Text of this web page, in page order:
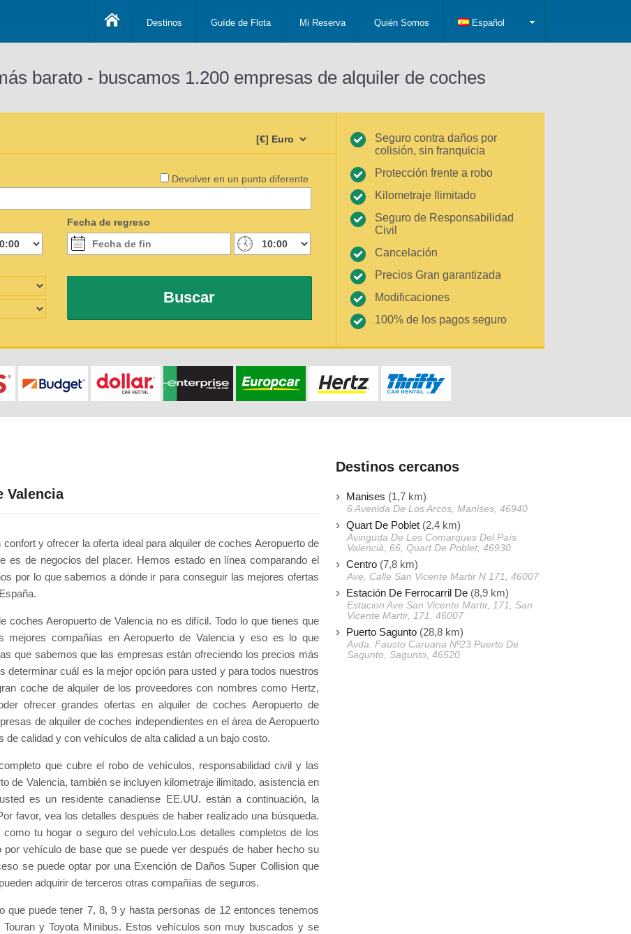
Destinos Guíde de Flota Mi Reserva Quién Somos Español
barato - buscamos 1.200 empresas de alquiler de coches
Devolver en un punto diferente
Fecha de regreso
Buscar
Seguro contra daños por
colisión, sin franquicia
Protección frente a robo
Kilometraje Ilimitado
Seguro de Responsabilidad
Civil
Cancelación
Precios Gran garantizada
Modificaciones
100% de los pagos seguro
Valencia
y ofrecer la oferta ideal para alquiler de coches Aeropuerto de
es de negocios del placer. Hemos estado en línea comparando el
por lo que sabemos a dónde ir para conseguir las mejores ofertas
coches Aeropuerto de Valencia no es difícil. Todo lo que tienes que
mejores compañías en Aeropuerto de Valencia y eso es lo que
que sabemos que las empresas están ofreciendo los precios más
determinar cuál es la mejor opción para usted y para todos nuestros
coche de alquiler de los proveedores con nombres como Hertz,
ofrecer grandes ofertas en alquiler de coches Aeropuerto de
de alquiler de coches independientes en el área de Aeropuerto
calidad y con vehículos de alta calidad a un bajo costo.
que cubre el robo de vehículos, responsabilidad civil y las
de Valencia, también se incluyen kilometraje ilimitado, asistencia en
es un residente canadiense EE.UU. están a continuación, la
favor, vea los detalles después de haber realizado una búsqueda.
tu hogar o seguro del vehículo.Los detalles completos de los
vehículo de base que se puede ver después de haber hecho su
se puede optar por una Exención de Daños Super Collision que
adquirir de terceros otras compañías de seguros.
que puede tener 7, 8, 9 y hasta personas de 12 entonces tenemos
y Toyota Minibus. Estos vehículos son muy buscados y se
Destinos cercanos
Manises (1,7 km)
6 Avenida De Los Arcos, Manises, 46940
Quart De Poblet (2,4 km)
Avinguda De Les Comarques Del País
Valencià, 66, Quart De Poblet, 46930
Centro (7,8 km)
Ave, Calle San Vicente Martir N 171, 46007
Estación De Ferrocarril De (8,9 km)
Estacion Ave San Vicente Martir, 171, San
Vicente Martir, 171, 46007
Puerto Sagunto (28,8 km)
Avda. Fausto Caruana Nº23 Puerto De
Sagunto, Sagunto, 46520